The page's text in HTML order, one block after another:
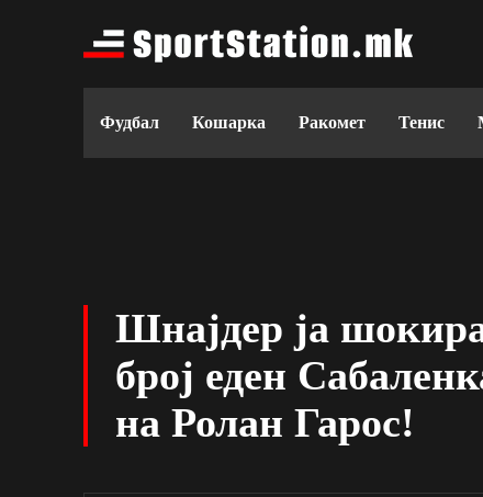
Фудбал Кошарка Ракомет Тенис
Шнајдер ја
број еден
на Ролан Гарос!